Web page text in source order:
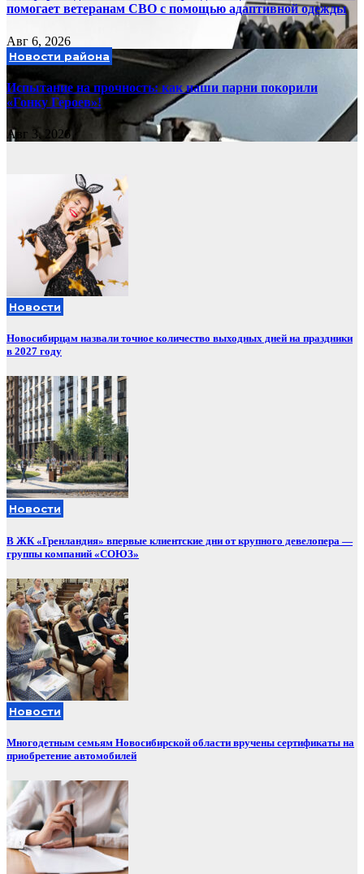
помогает ветеранам СВО с помощью адаптивной одежды
Авг 6, 2026
Новости района
Испытание на прочность: как наши парни покорили
«Гонку Героев»!
Авг 3, 2026
Новости
Новосибирцам назвали точное количество выходных дней на праздники
в 2027 году
Новости
В ЖК «Гренландия» впервые клиентские дни от крупного девелопера —
группы компаний «СОЮЗ»
Новости
Многодетным семьям Новосибирской области вручены сертификаты на
приобретение автомобилей